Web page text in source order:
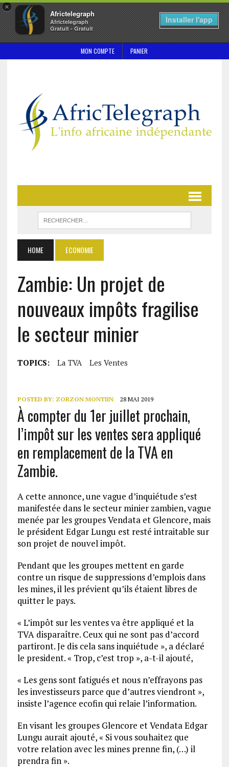
×
Africtelegraph
Africtelegraph
Gratuit - Gratuit
Installer l'app
MON COMPTE PANIER
HOME ECONOMIE
Zambie: Un projet de
nouveaux impôts fragilise
le secteur minier
TOPICS: La TVA Les Ventes
POSTED BY: ZORZON MONTIIN 28 MAI 2019
À compter du 1er juillet prochain,
l’impôt sur les ventes sera appliqué
en remplacement de la TVA en
Zambie.
A cette annonce, une vague d’inquiétude s’est
manifestée dans le secteur minier zambien, vague
menée par les groupes Vendata et Glencore, mais
le président Edgar Lungu est resté intraitable sur
son projet de nouvel impôt.
Pendant que les groupes mettent en garde
contre un risque de suppressions d’emplois dans
les mines, il les prévient qu’ils étaient libres de
quitter le pays.
« L’impôt sur les ventes va être appliqué et la
TVA disparaître. Ceux qui ne sont pas d’accord
partiront. Je dis cela sans inquiétude », a déclaré
le president. « Trop, c’est trop », a-t-il ajouté,
« Les gens sont fatigués et nous n’effrayons pas
les investisseurs parce que d’autres viendront »,
insiste l’agence ecofin qui relaie l’information.
En visant les groupes Glencore et Vendata Edgar
Lungu aurait ajouté, « Si vous souhaitez que
votre relation avec les mines prenne fin, (…) il
prendra fin ».